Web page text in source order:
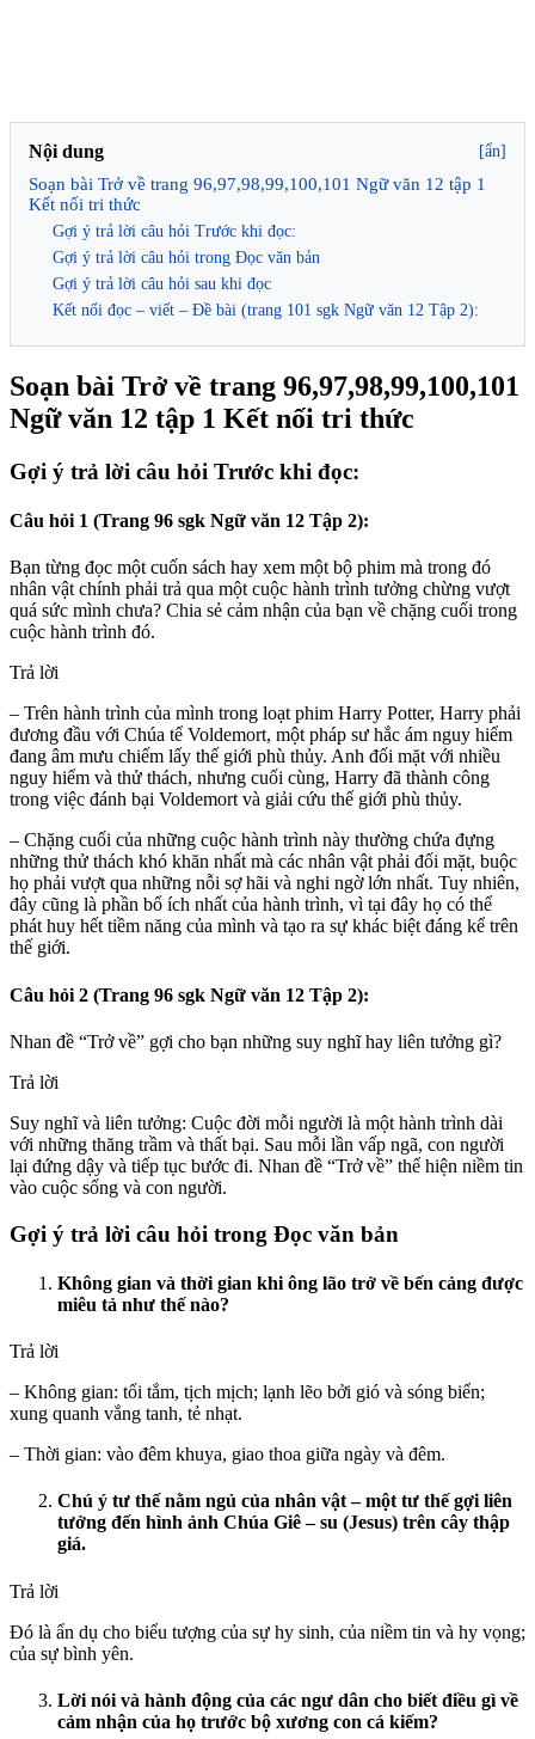
Nội dung [ẩn]
Soạn bài Trở về trang 96,97,98,99,100,101 Ngữ văn 12 tập 1
Kết nối tri thức
Gợi ý trả lời câu hỏi Trước khi đọc:
Gợi ý trả lời câu hỏi trong Đọc văn bản
Gợi ý trả lời câu hỏi sau khi đọc
Kết nối đọc – viết – Đề bài (trang 101 sgk Ngữ văn 12 Tập 2):
Soạn bài Trở về trang 96,97,98,99,100,101
Ngữ văn 12 tập 1 Kết nối tri thức
Gợi ý trả lời câu hỏi Trước khi đọc:
Câu hỏi 1 (Trang 96 sgk Ngữ văn 12 Tập 2):
Bạn từng đọc một cuốn sách hay xem một bộ phim mà trong đó
nhân vật chính phải trả qua một cuộc hành trình tưởng chừng vượt
quá sức mình chưa? Chia sẻ cảm nhận của bạn về chặng cuối trong
cuộc hành trình đó.
Trả lời
– Trên hành trình của mình trong loạt phim Harry Potter, Harry phải
đương đầu với Chúa tể Voldemort, một pháp sư hắc ám nguy hiểm
đang âm mưu chiếm lấy thế giới phù thủy. Anh đối mặt với nhiều
nguy hiểm và thử thách, nhưng cuối cùng, Harry đã thành công
trong việc đánh bại Voldemort và giải cứu thế giới phù thủy.
– Chặng cuối của những cuộc hành trình này thường chứa đựng
những thử thách khó khăn nhất mà các nhân vật phải đối mặt, buộc
họ phải vượt qua những nỗi sợ hãi và nghi ngờ lớn nhất. Tuy nhiên,
đây cũng là phần bổ ích nhất của hành trình, vì tại đây họ có thể
phát huy hết tiềm năng của mình và tạo ra sự khác biệt đáng kể trên
thế giới.
Câu hỏi 2 (Trang 96 sgk Ngữ văn 12 Tập 2):
Nhan đề “Trở về” gợi cho bạn những suy nghĩ hay liên tưởng gì?
Trả lời
Suy nghĩ và liên tưởng: Cuộc đời mỗi người là một hành trình dài
với những thăng trầm và thất bại. Sau mỗi lần vấp ngã, con người
lại đứng dậy và tiếp tục bước đi. Nhan đề “Trở về” thể hiện niềm tin
vào cuộc sống và con người.
Gợi ý trả lời câu hỏi trong Đọc văn bản
Không gian và thời gian khi ông lão trở về bến cảng được
miêu tả như thế nào?
Trả lời
– Không gian: tối tắm, tịch mịch; lạnh lẽo bởi gió và sóng biển;
xung quanh vắng tanh, tẻ nhạt.
– Thời gian: vào đêm khuya, giao thoa giữa ngày và đêm.
Chú ý tư thế nằm ngủ của nhân vật – một tư thế gợi liên
tưởng đến hình ảnh Chúa Giê – su (Jesus) trên cây thập
giá.
Trả lời
Đó là ẩn dụ cho biểu tượng của sự hy sinh, của niềm tin và hy vọng;
của sự bình yên.
Lời nói và hành động của các ngư dân cho biết điều gì về
cảm nhận của họ trước bộ xương con cá kiếm?